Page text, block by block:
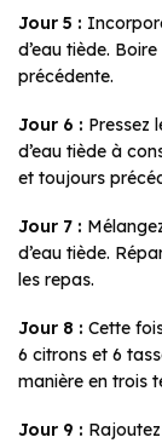
Jour 5 :
d’eau tiède.
précédente.
Jour 6 : Pressez
d’eau tiède à
et toujours
Jour 7 :
d’eau tiède.
les repas.
Jour 8 : Cette
6 citrons et 6
manière en trois
Jour 9 :